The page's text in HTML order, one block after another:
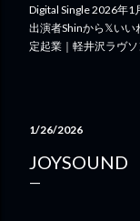
Digital Single 2026年
出演者Shinから𝕏いい
定起業｜軽井沢ラヴ
1/26/2026
JOYSOUND